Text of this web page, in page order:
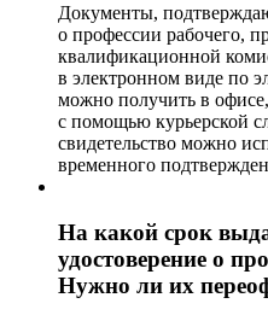
Документы,
о профессии рабочего,
квалификационной
в электронном виде по
можно получить в
с помощью курьерской
свидетельство можно
временного
На какой срок
удостоверение о
Нужно ли их